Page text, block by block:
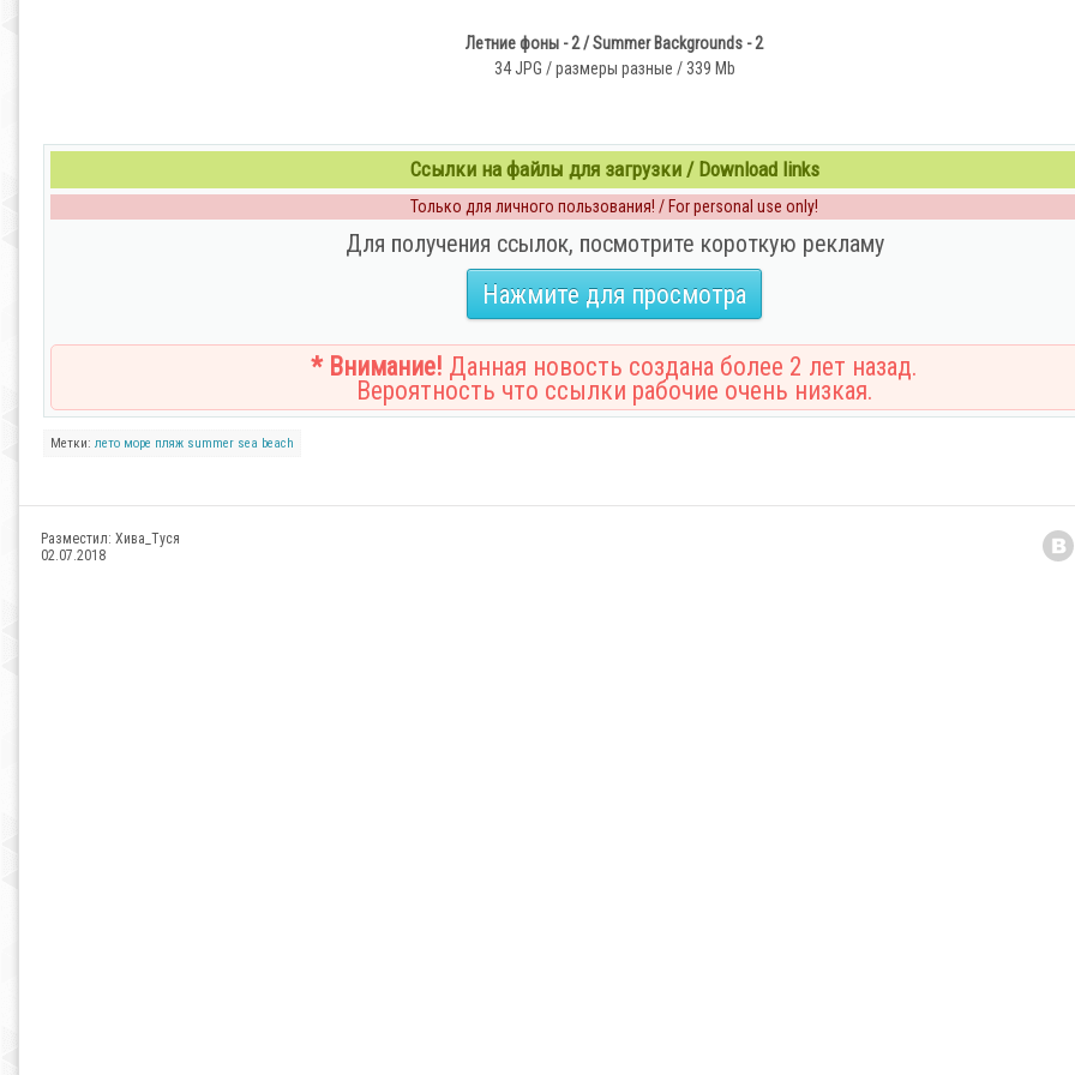
Летние фоны - 2 / Summer Backgrounds - 2
34 JPG / размеры разные / 339 Mb
Ссылки на файлы для загрузки / Download links
Только для личного пользования! / For personal use only!
Для получения ссылок, посмотрите короткую рекламу
Нажмите для просмотра
* Внимание! Данная новость создана более 2 лет назад.
Вероятность что ссылки рабочие очень низкая.
Метки: лето море пляж summer sea beach
Разместил: Хива_Туся
02.07.2018